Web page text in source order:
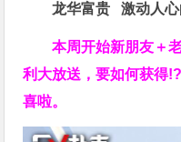
龙华富贵 激动人心
本周开始新朋友＋
利大放送，要如何获得
喜啦。